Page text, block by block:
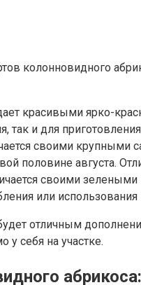
колонновидного
красивыми ярко-
так и для
своими
половине августа.
своими
или
отличным
себя на участке.
абрикоса: